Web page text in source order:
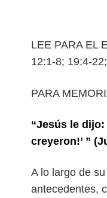
LEE PARA EL
12:1-8; 19:4-
PARA
“Jesús le
creyeron!’ ”
A lo largo de
antecedentes,